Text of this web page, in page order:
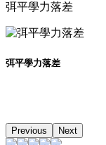
弭平學力落差
弭平學力落差
Previous Next